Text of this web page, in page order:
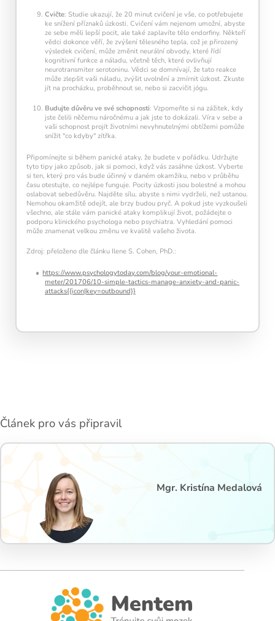
Cvičte: Studie ukazují, že 20 minut cvičení je vše, co potřebujete
ke snížení příznaků úzkosti. Cvičení vám nejenom umožní, abyste
ze sebe měli lepší pocit, ale také zaplavíte tělo endorfiny. Někteří
vědci dokonce věří, že zvýšení tělesného tepla, což je přirozený
výsledek cvičení, může změnit neurální obvody, které řídí
kognitivní funkce a náladu, včetně těch, které ovlivňují
neurotransmiter serotoninu. Vědci se domnívají, že tato reakce
může zlepšit vaši náladu, zvýšit uvolnění a zmírnit úzkost. Zkuste
jít na procházku, proběhnout se, nebo si zacvičit jógu.
Budujte důvěru ve své schopnosti: Vzpomeňte si na zážitek, kdy
jste čelili něčemu náročnému a jak jste to dokázali. Víra v sebe a
vaši schopnost projít životními nevyhnutelnými obtížemi pomůže
snížit "co kdyby" zítřka.
Připomínejte si během panické ataky, že budete v pořádku. Udržujte
tyto tipy jako způsob, jak si pomoci, když vás zasáhne úzkost. Vyberte
si ten, který pro vás bude účinný v daném okamžiku, nebo v průběhu
času otestujte, co nejlépe funguje. Pocity úzkosti jsou bolestné a mohou
oslabovat sebedůvěru. Najděte sílu, abyste s nimi vydrželi, než ustanou.
Nemohou okamžitě odejít, ale brzy budou pryč. A pokud jste vyzkoušeli
všechno, ale stále vám panické ataky komplikují život, požádejte o
podporu klinického psychologa nebo psychiatra. Vyhledání pomoci
může znamenat velkou změnu ve kvalitě vašeho života.
Zdroj: přeloženo dle článku Ilene S. Cohen, PhD.:
https://www.psychologytoday.com/blog/your-emotional-
meter/201706/10-simple-tactics-manage-anxiety-and-panic-
attacks{{icon|key=outbound}}
Článek pro vás připravil
Mgr. Kristína Medalová